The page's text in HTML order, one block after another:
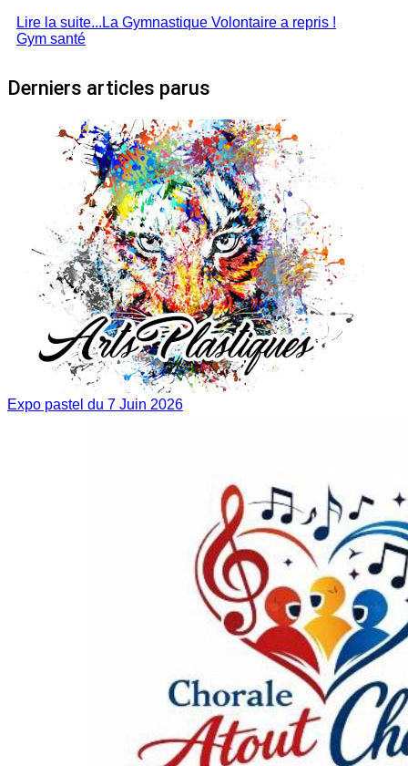
Lire la suite...La Gymnastique Volontaire a repris !
Gym santé
Derniers articles parus
Expo pastel du 7 Juin 2026